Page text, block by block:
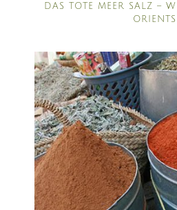
DAS TOTE MEER SALZ –
RIENTS